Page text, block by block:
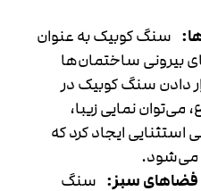
سنگ کوبیک به عنوان
بیرونی ساختمان‌ها
دادن سنگ کوبیک در
می‌توان نمایی زیبا،
استثنایی ایجاد کرد که
می‌شود.
فضاهای سبز: سنگ